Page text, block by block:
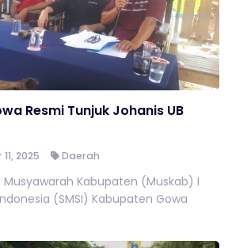
Resmi Tunjuk Johanis UB
2025 Daerah
Musyawarah Kabupaten (Muskab) I
(SMSI) Kabupaten Gowa